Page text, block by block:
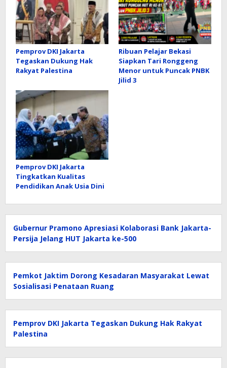
Pemprov DKI Jakarta
Tegaskan Dukung Hak
Rakyat Palestina
Ribuan Pelajar Bekasi
Siapkan Tari Ronggeng
Menor untuk Puncak PNBK
Jilid 3
Pemprov DKI Jakarta
Tingkatkan Kualitas
Pendidikan Anak Usia Dini
Gubernur Pramono Apresiasi Kolaborasi Bank Jakarta-
Persija Jelang HUT Jakarta ke-500
Pemkot Jaktim Dorong Kesadaran Masyarakat Lewat
Sosialisasi Penataan Ruang
Pemprov DKI Jakarta Tegaskan Dukung Hak Rakyat
Palestina